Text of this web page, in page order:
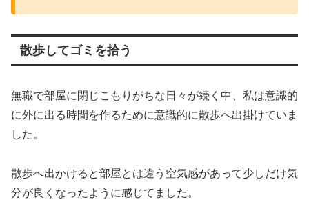
散歩してゴミを拾う
無職で部屋に閉じこもりがちな日々が続く中、私は意識的
に外に出る時間を作るために意識的に散歩へ出掛けていま
した。
散歩へ出かけると部屋とは違う空気感があって少しだけ気
分が良くなったように感じてました。